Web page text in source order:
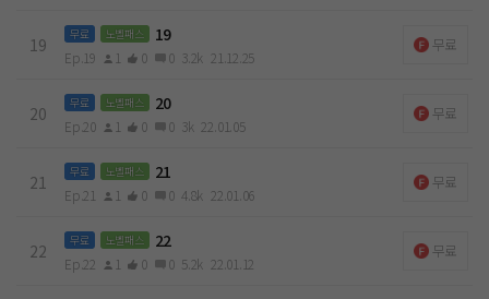
19
무료 노벨패스 19
Ep.19 1 0 0 3.2k 21.12.25
무료
20
무료 노벨패스 20
Ep.20 1 0 0 3k 22.01.05
무료
21
무료 노벨패스 21
Ep.21 1 0 0 4.8k 22.01.06
무료
22
무료 노벨패스 22
Ep.22 1 0 0 5.2k 22.01.12
무료